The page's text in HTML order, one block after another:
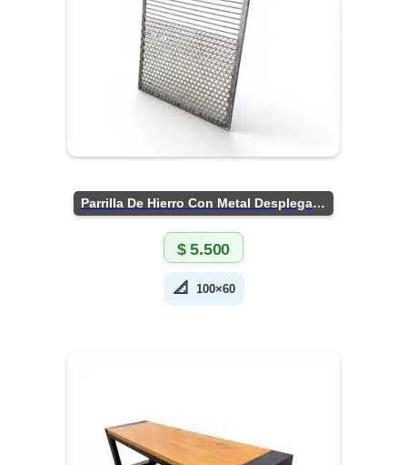
Parrilla De Hierro Con Metal Desplegado
$5.500
📐 100×60